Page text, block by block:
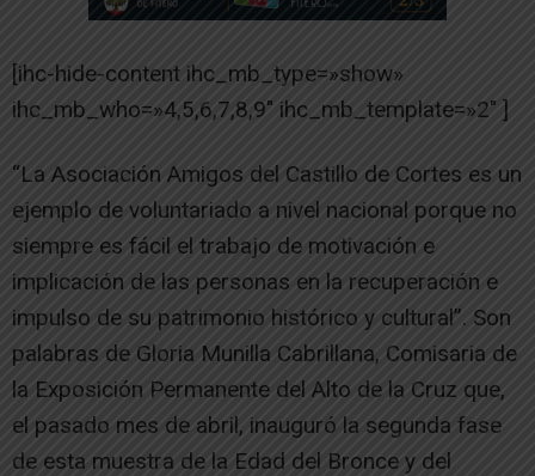
[ihc-hide-content ihc_mb_type=»show»
ihc_mb_who=»4,5,6,7,8,9″ ihc_mb_template=»2″ ]
“La Asociación Amigos del Castillo de Cortes es un
ejemplo de voluntariado a nivel nacional porque no
siempre es fácil el trabajo de motivación e
implicación de las personas en la recuperación e
impulso de su patrimonio histórico y cultural”. Son
palabras de Gloria Munilla Cabrillana, Comisaria de
la Exposición Permanente del Alto de la Cruz que,
el pasado mes de abril, inauguró la segunda fase
de esta muestra de la Edad del Bronce y del